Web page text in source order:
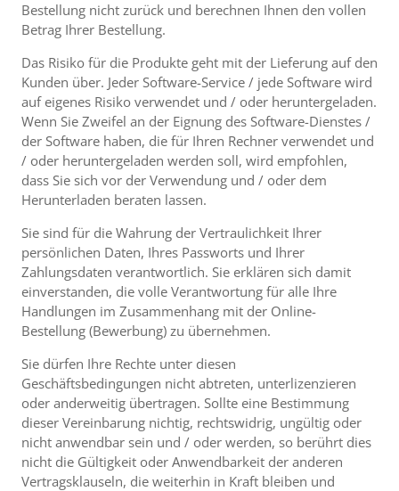
Bestellung nicht zurück und berechnen Ihnen den vollen
Betrag Ihrer Bestellung.
Das Risiko für die Produkte geht mit der Lieferung auf den
Kunden über. Jeder Software-Service / jede Software wird
auf eigenes Risiko verwendet und / oder heruntergeladen.
Wenn Sie Zweifel an der Eignung des Software-Dienstes /
der Software haben, die für Ihren Rechner verwendet und
/ oder heruntergeladen werden soll, wird empfohlen,
dass Sie sich vor der Verwendung und / oder dem
Herunterladen beraten lassen.
Sie sind für die Wahrung der Vertraulichkeit Ihrer
persönlichen Daten, Ihres Passworts und Ihrer
Zahlungsdaten verantwortlich. Sie erklären sich damit
einverstanden, die volle Verantwortung für alle Ihre
Handlungen im Zusammenhang mit der Online-
Bestellung (Bewerbung) zu übernehmen.
Sie dürfen Ihre Rechte unter diesen
Geschäftsbedingungen nicht abtreten, unterlizenzieren
oder anderweitig übertragen. Sollte eine Bestimmung
dieser Vereinbarung nichtig, rechtswidrig, ungültig oder
nicht anwendbar sein und / oder werden, so berührt dies
nicht die Gültigkeit oder Anwendbarkeit der anderen
Vertragsklauseln, die weiterhin in Kraft bleiben und